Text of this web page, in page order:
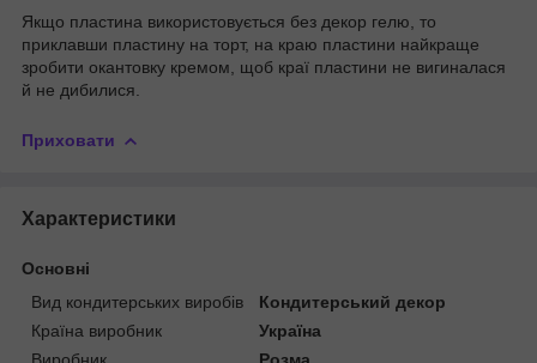
Якщо пластина використовується без декор гелю, то
приклавши пластину на торт, на краю пластини найкраще
зробити окантовку кремом, щоб краї пластини не вигиналася
й не дибилися.
Приховати
Характеристики
Основні
Вид кондитерських виробів
Кондитерський декор
Країна виробник
Україна
Виробник
Розма